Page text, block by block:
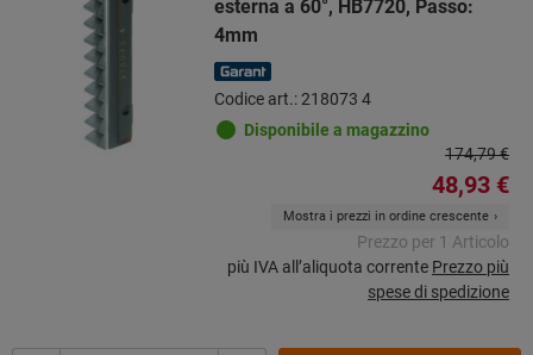
esterna a 60°, HB7720, Passo:
4mm
Codice art.: 218073 4
Disponibile a magazzino
174,79 €
48,93 €
Mostra i prezzi in ordine crescente
Prezzo per 1 Articolo
più IVA all’aliquota corrente Prezzo più
spese di spedizione